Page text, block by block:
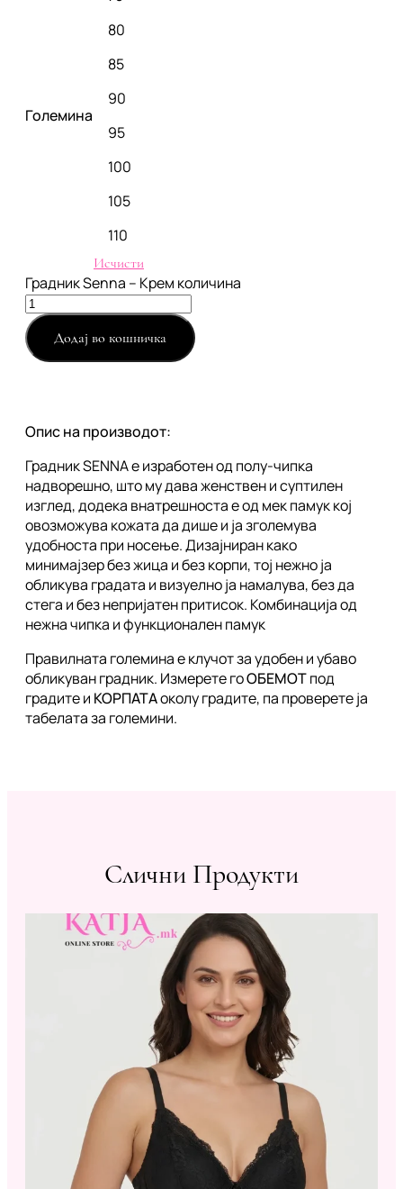
Големина
80
85
90
95
100
105
110
Исчисти
Градник Senna – Крем количина
Додај во кошничка
Опис на производот:
Градник SENNA е изработен од полу-чипка
надворешно, што му дава женствен и суптилен
изглед, додека внатрешноста е од мек памук кој
овозможува кожата да дише и ја зголемува
удобноста при носење. Дизајниран како
минимајзер без жица и без корпи, тој нежно ја
обликува градата и визуелно ја намалува, без да
стега и без непријатен притисок. Комбинација од
нежна чипка и функционален памук
Правилната големина е клучот за удобен и убаво
обликуван градник. Измерете гоОБЕМОТпод
градите и КОРПАТАоколу градите, па проверете ја
табелата за големини.
Слични Продукти